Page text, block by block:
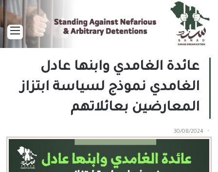
عائدة الغامدي وابنها عادل
الغامدي نموذج لسياسة ابتزاز
المعارضين بعائلاتهم
30/08/2024